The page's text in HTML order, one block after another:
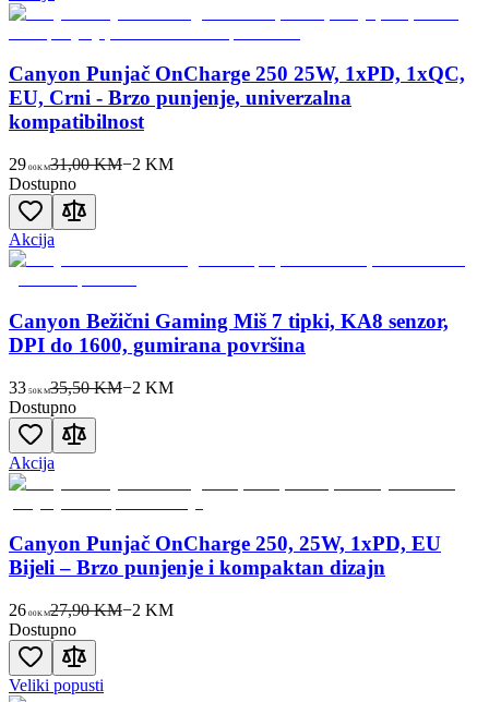
Canyon Punjač OnCharge 250 25W, 1xPD, 1xQC,
EU, Crni - Brzo punjenje, univerzalna
kompatibilnost
29 00KM31,00 KM−2 KM
Dostupno
Akcija
Canyon Bežični Gaming Miš 7 tipki, KA8 senzor,
DPI do 1600, gumirana površina
33 50KM35,50 KM−2 KM
Dostupno
Akcija
Canyon Punjač OnCharge 250, 25W, 1xPD, EU
Bijeli – Brzo punjenje i kompaktan dizajn
26 00KM27,90 KM−2 KM
Dostupno
Veliki popusti